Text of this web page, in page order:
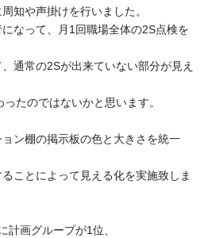
知や声掛けを行いました。
なって、月1回職場全体の2S点検を
通常の2Sが出来ていない部分が見え
たのではないかと思います。
ン棚の掲示板の色と大きさを統一
ことによって見える化を実施致しま
計画グループが1位、